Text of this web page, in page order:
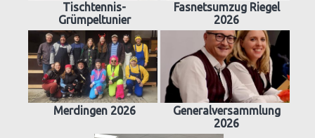
Tischtennis-
Grümpeltunier
Fasnetsumzug Riegel
2026
Merdingen 2026
Generalversammlung
2026